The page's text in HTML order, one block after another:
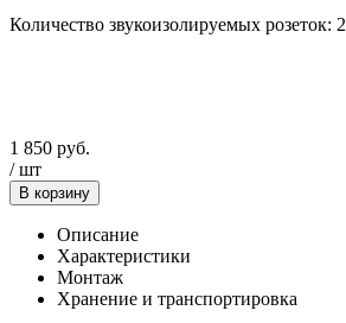
Количество звукоизолируемых розеток: 2
1 850 руб.
/шт
В корзину
Описание
Характеристики
Монтаж
Хранение и транспортировка